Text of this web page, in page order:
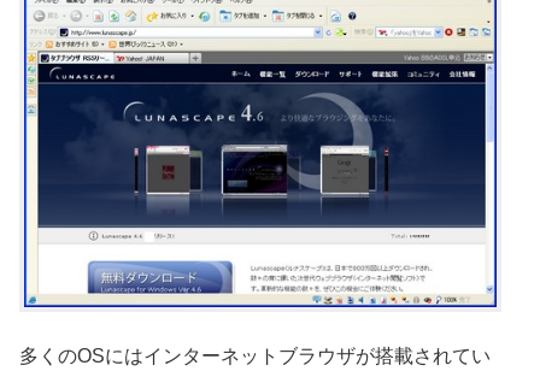
多くのOSにはインターネットブラウザが搭載されてい